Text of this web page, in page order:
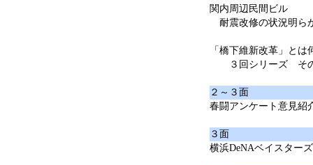
関内周辺民間ビル
耐震改修の状況明ら
「橋下維新改革」とは
３回シリーズ そ
２～３面
春闘アンケート意見紹
３面
横浜DeNAベイスター